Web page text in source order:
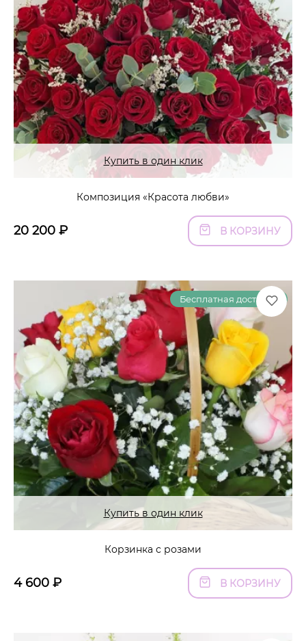
Купить в один клик
Композиция «Красота любви»
20 200 ₽ В КОРЗИНУ
Бесплатная доставка
Купить в один клик
Корзинка с розами
4 600 ₽ В КОРЗИНУ